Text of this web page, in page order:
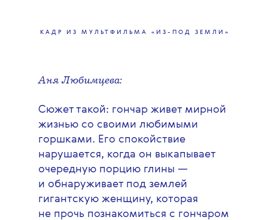
КАДР ИЗ МУЛЬТФИЛЬМА «ИЗ-ПОД ЗЕМЛИ»
Аня Любимцева:
Сюжет такой: гончар живет мирной
жизнью со своими любимыми
горшками. Его спокойствие
нарушается, когда он выкапывает
очередную порцию глины —
и обнаруживает под землей
гигантскую женщину, которая
не прочь познакомиться с гончаром